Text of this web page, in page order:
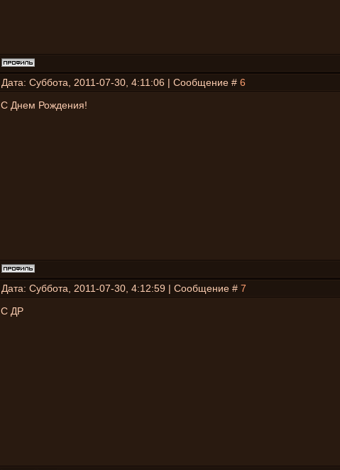
Дата: Суббота, 2011-07-30, 4:11:06 | Сообщение # 6
С Днем Рождения!
Дата: Суббота, 2011-07-30, 4:12:59 | Сообщение # 7
С ДР